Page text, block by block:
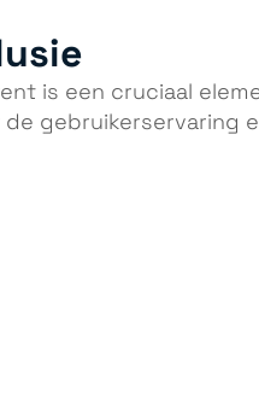
is een cruciaal
gebruikerservaring